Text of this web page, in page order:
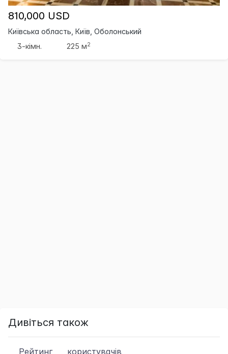
810,000 USD
Київська область, Київ, Оболонський
3-кімн.
225 м2
Дивіться також
Рейтинг користувачів